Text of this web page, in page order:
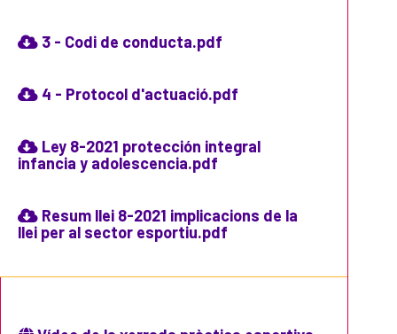
3 - Codi de conducta.pdf
4 - Protocol d'actuació.pdf
Ley 8-2021 protección integral
infancia y adolescencia.pdf
Resum llei 8-2021 implicacions de la
llei per al sector esportiu.pdf